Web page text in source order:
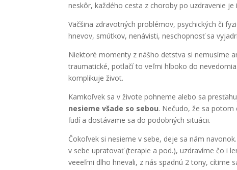
neskôr, každého cesta z choroby po uzdravenie
Väčšina zdravotných problémov, psychických či
hnevov, smútkov, nenávisti, neschopnosť sa
Niektoré momenty z nášho detstva si nemusíme
traumatické, potlačí to veľmi hlboko do
komplikuje život.
Kamkoľvek sa v živote pohneme alebo sa
nesieme všade so sebou. Nečudo, že sa
ľudí a dostávame sa do podobných situácii.
Čokoľvek si nesieme v sebe, deje sa nám
v sebe upratovať (terapie a pod.), uzdravíme čo i
veeeľmi dlho hnevali, z nás spadnú 2 tony, cítime